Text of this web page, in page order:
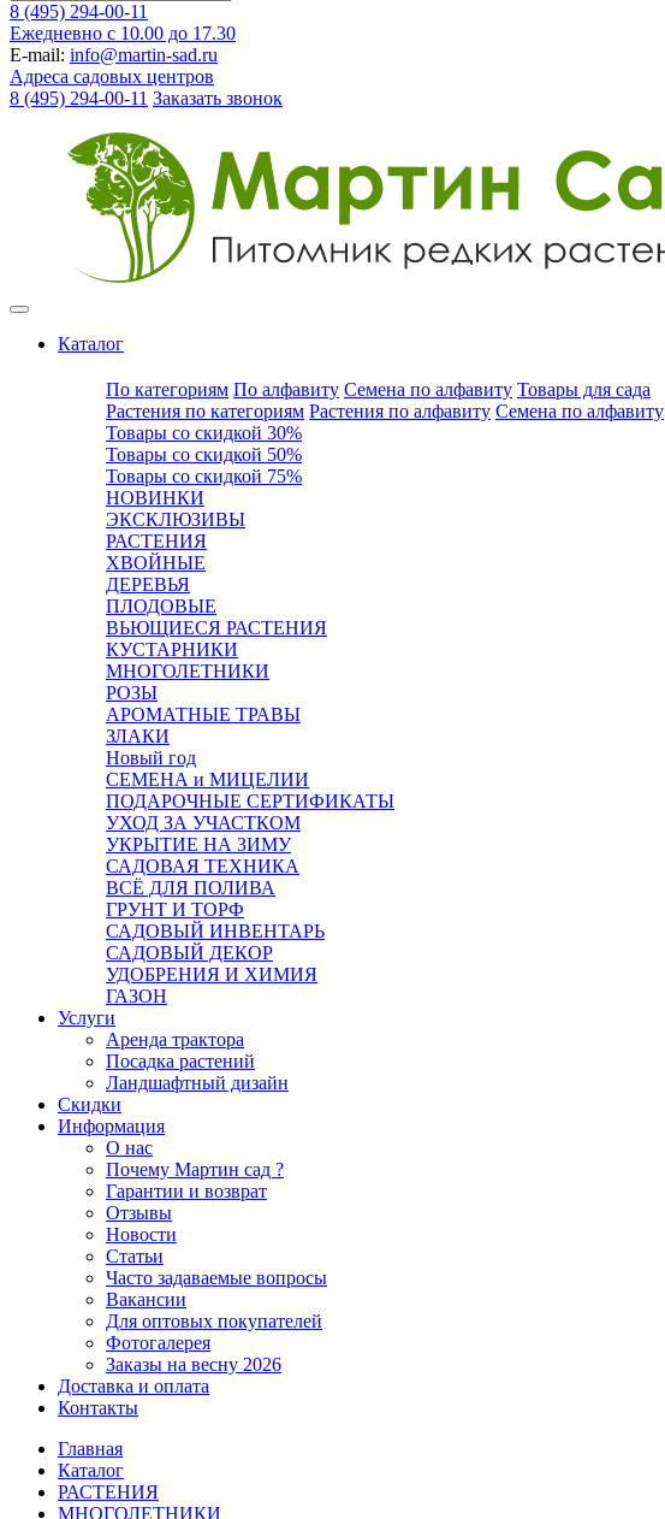
8 (495) 294-00-11
Ежедневно с 10.00 до 17.30
E-mail: info@martin-sad.ru
Адреса садовых центров
8 (495) 294-00-11 Заказать звонок
Каталог
По категориям По алфавиту Семена по алфавиту Товары для сада
Растения по категориям Растения по алфавиту Семена по алфавиту
Товары со скидкой 30%
Товары со скидкой 50%
Товары со скидкой 75%
НОВИНКИ
ЭКСКЛЮЗИВЫ
РАСТЕНИЯ
ХВОЙНЫЕ
ДЕРЕВЬЯ
ПЛОДОВЫЕ
ВЬЮЩИЕСЯ РАСТЕНИЯ
КУСТАРНИКИ
МНОГОЛЕТНИКИ
РОЗЫ
АРОМАТНЫЕ ТРАВЫ
ЗЛАКИ
Новый год
СЕМЕНА и МИЦЕЛИИ
ПОДАРОЧНЫЕ СЕРТИФИКАТЫ
УХОД ЗА УЧАСТКОМ
УКРЫТИЕ НА ЗИМУ
САДОВАЯ ТЕХНИКА
ВСЁ ДЛЯ ПОЛИВА
ГРУНТ И ТОРФ
САДОВЫЙ ИНВЕНТАРЬ
САДОВЫЙ ДЕКОР
УДОБРЕНИЯ И ХИМИЯ
ГАЗОН
Услуги
Аренда трактора
Посадка растений
Ландшафтный дизайн
Скидки
Информация
О нас
Почему Мартин сад ?
Гарантии и возврат
Отзывы
Новости
Статьи
Часто задаваемые вопросы
Вакансии
Для оптовых покупателей
Фотогалерея
Заказы на весну 2026
Доставка и оплата
Контакты
Главная
Каталог
РАСТЕНИЯ
МНОГОЛЕТНИКИ